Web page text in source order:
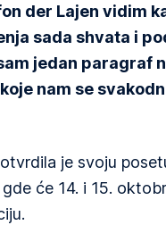
der Lajen vidim
sada shvata i
jedan paragraf
nam se
je svoju
će 14. i 15.